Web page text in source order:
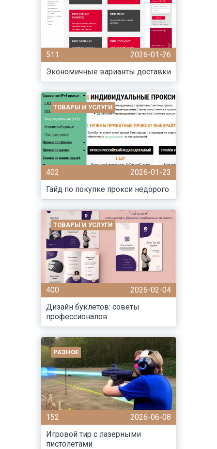
511
2026-01-26
Экономичные варианты доставки
ТОВАРЫ И УСЛУГИ
402
2026-01-23
Гайд по покупке прокси недорого
ТОВАРЫ И УСЛУГИ
400
2026-02-04
Дизайн буклетов: советы
профессионалов
РАЗНОЕ
152
2026-06-08
Игровой тир с лазерными
пистолетами